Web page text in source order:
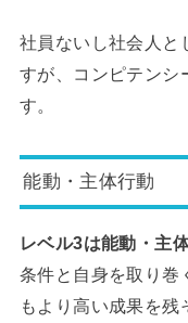
社員ないし社会人と
すが、コンピテンシ
す。
能動・主体行動
レベル3は能動・主
条件と自身を取り巻
もより高い成果を残